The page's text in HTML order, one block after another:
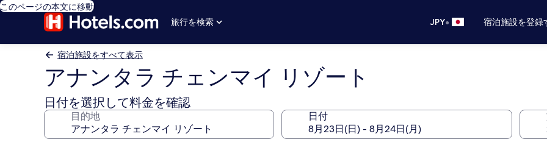
このページの本文に移動
旅行を検索
JPY• 宿泊施設を登録
宿泊施設をすべて表示
アナンタラ チェンマイ リゾート
日付を選択して料金を確認
目的地 日付